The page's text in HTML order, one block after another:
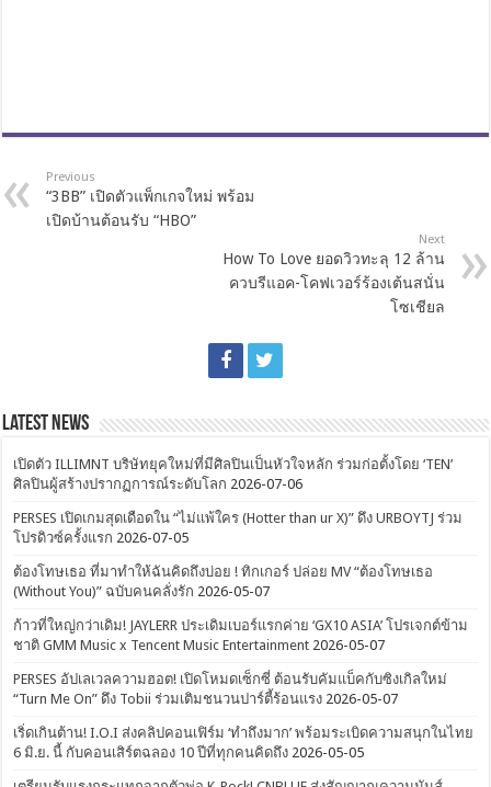
Previous
“3BB” เปิดตัวแพ็กเกจใหม่ พร้อม
เปิดบ้านต้อนรับ “HBO”
Next
How To Love ยอดวิวทะลุ 12 ล้าน
ควบรีแอค-โคฟเวอร์ร้องเต้นสนั่น
โซเชียล
Latest News
เปิดตัว ILLIMNT บริษัทยุคใหม่ที่มีศิลปินเป็นหัวใจหลัก ร่วมก่อตั้งโดย ‘TEN’
ศิลปินผู้สร้างปรากฏการณ์ระดับโลก 2026-07-06
PERSES เปิดเกมสุดเดือดใน “ไม่แพ้ใคร (Hotter than ur X)” ดึง URBOYTJ ร่วม
โปรดิวซ์ครั้งแรก 2026-07-05
ต้องโทษเธอ ที่มาทำให้ฉันคิดถึงบ่อย ! ทิกเกอร์ ปล่อย MV “ต้องโทษเธอ
(Without You)” ฉบับคนคลั่งรัก 2026-05-07
ก้าวที่ใหญ่กว่าเดิม! JAYLERR ประเดิมเบอร์แรกค่าย ‘GX10 ASIA’ โปรเจกต์ข้าม
ชาติ GMM Music x Tencent Music Entertainment 2026-05-07
PERSES อัปเลเวลความฮอต! เปิดโหมดเซ็กซี่ ต้อนรับคัมแบ็คกับซิงเกิลใหม่
“Turn Me On” ดึง Tobii ร่วมเติมชนวนปาร์ตี้ร้อนแรง 2026-05-07
เริ่ดเกินต้าน! I.O.I ส่งคลิปคอนเฟิร์ม ‘ทำถึงมาก’ พร้อมระเบิดความสนุกในไทย
6 มิ.ย. นี้ กับคอนเสิร์ตฉลอง 10 ปีที่ทุกคนคิดถึง 2026-05-05